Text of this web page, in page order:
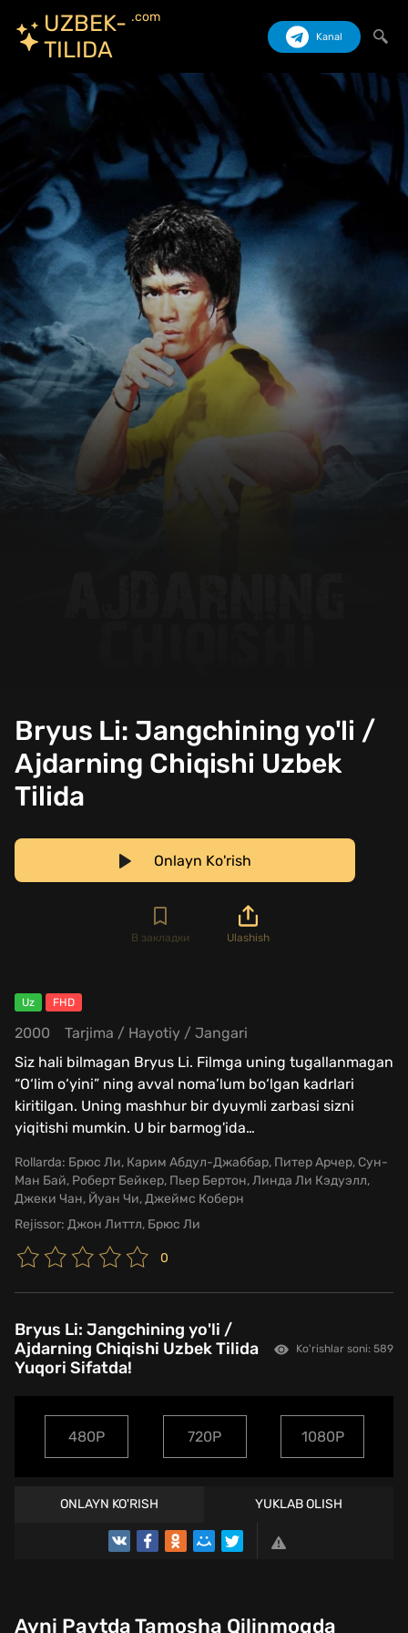
UZBEK-
TILIDA
.com
Kanal
Izlash
Bryus Li: Jangchining yo'li /
Ajdarning Chiqishi Uzbek
Tilida
Onlayn Ko'rish
В закладки Ulashish
Uz FHD
2000 Tarjima / Hayotiy / Jangari
Siz hali bilmagan Bryus Li. Filmga uning tugallanmagan
“O‘lim o‘yini” ning avval noma’lum bo‘lgan kadrlari
kiritilgan. Uning mashhur bir dyuymli zarbasi sizni
yiqitishi mumkin. U bir barmog'ida…
Rollarda: Брюс Ли, Карим Абдул-Джаббар, Питер Арчер, Сун-
Ман Бай, Роберт Бейкер, Пьер Бертон, Линда Ли Кэдуэлл,
Джеки Чан, Йуан Чи, Джеймс Коберн
Rejissor: Джон Литтл, Брюс Ли
0
Bryus Li: Jangchining yo'li /
Ajdarning Chiqishi Uzbek Tilida
Yuqori Sifatda!
Ko'rishlar soni: 589
480P 720P 1080P
ONLAYN KO'RISH YUKLAB OLISH
Ayni Paytda Tamosha Qilinmoqda